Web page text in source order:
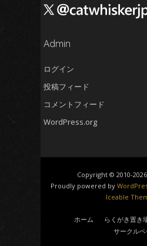
2024年9月(4)
2024年7月
2023年11月(4)
2023年9月(5)
Admin
ログイン
投稿フィード
コメントフィード
WordPress.org
Copyright © 2010-
Proudly powered by
Iceable
ホーム らくがき置き
サークルペ